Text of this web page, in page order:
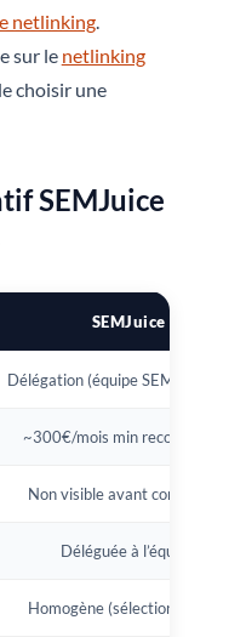
netlinking.
sur le netlinking
choisir une
SEMJuice
SEMJuice
Délégation (équipe SEMJuice
~300€/mois min recommandé
Non visible avant commande
Déléguée à l’équipe
Homogène (sélection équipe)